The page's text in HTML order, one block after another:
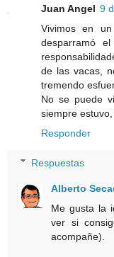
Juan Angel 9
Vivimos en
desparramó
de las vacas,
tremendo
No se puede
siempre
Responder
Respuestas
Alberto
Me gusta la
ver si
acompañe).